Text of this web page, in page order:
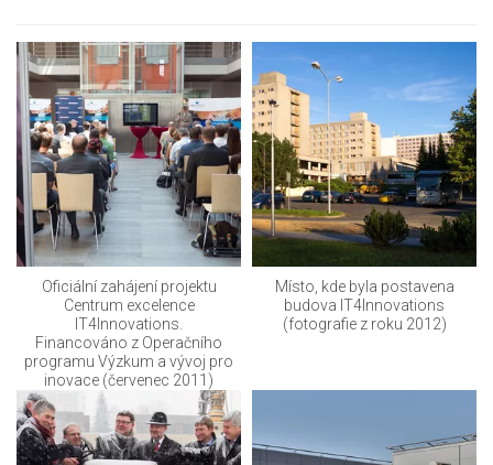
Oficiální zahájení projektu
Centrum excelence
IT4Innovations.
Financováno z Operačního
programu Výzkum a vývoj pro
inovace (červenec 2011)
Místo, kde byla postavena
budova IT4Innovations
(fotografie z roku 2012)